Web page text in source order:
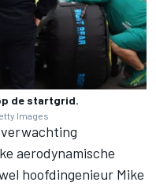
de startgrid.
Images
aerodynamische
hoofdingenieur Mike